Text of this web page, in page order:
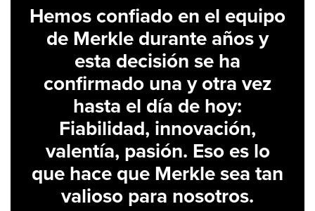
Hemos confiado en el equipo
de Merkle durante años y
esta decisión se ha
confirmado una y otra vez
hasta el día de hoy:
Fiabilidad, innovación,
valentía, pasión. Eso es lo
que hace que Merkle sea tan
valioso para nosotros.